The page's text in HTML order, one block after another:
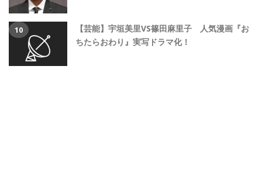
【芸能】宇垣美里VS篠田麻里子 人気漫画『お
ちたらおわり』実写ドラマ化！